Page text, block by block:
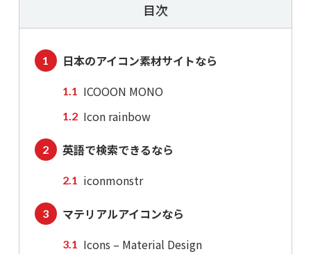
目次
日本のアイコン素材サイトなら
ICOOON MONO
Icon rainbow
英語で検索できるなら
iconmonstr
マテリアルアイコンなら
Icons – Material Design